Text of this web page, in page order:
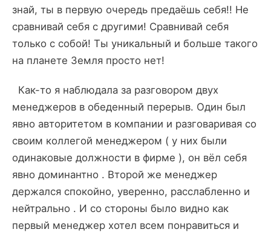
знай, ты в первую очередь предаёшь себя!! Не
сравнивай себя с другими! Сравнивай себя
только с собой! Ты уникальный и больше такого
на планете Земля просто нет!
Как-то я наблюдала за разговором двух
менеджеров в обеденный перерыв. Один был
явно авторитетом в компании и разговаривая со
своим коллегой менеджером ( у них были
одинаковые должности в фирме ), он вёл себя
явно доминантно . Второй же менеджер
держался спокойно, уверенно, расслабленно и
нейтрально . И со стороны было видно как
первый менеджер хотел всем понравиться и